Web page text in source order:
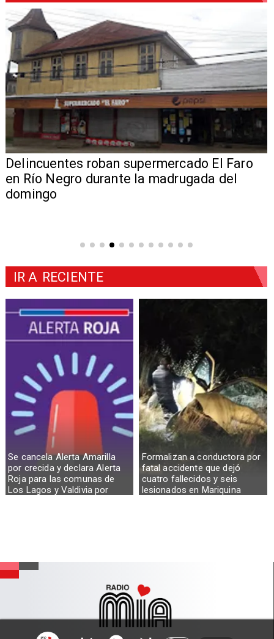
Delincuentes roban supermercado El Faro
en Río Negro durante la madrugada del
domingo
Se cancela Alerta Amarilla
por crecida y declara Alerta
Roja para las comunas de
Los Lagos y Valdivia por
Formalizan a conductora por
fatal accidente que dejó
cuatro fallecidos y seis
lesionados en Mariquina
IR A RECIENTE